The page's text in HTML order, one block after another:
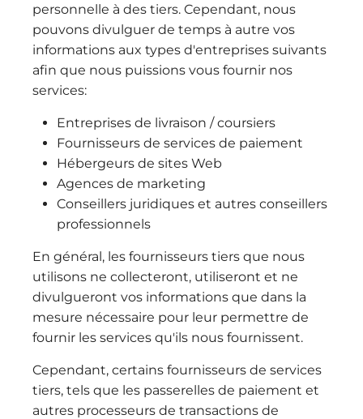
personnelle à des tiers. Cependant, nous
pouvons divulguer de temps à autre vos
informations aux types d'entreprises suivants
afin que nous puissions vous fournir nos
services:
Entreprises de livraison / coursiers
Fournisseurs de services de paiement
Hébergeurs de sites Web
Agences de marketing
Conseillers juridiques et autres conseillers
professionnels
En général, les fournisseurs tiers que nous
utilisons ne collecteront, utiliseront et ne
divulgueront vos informations que dans la
mesure nécessaire pour leur permettre de
fournir les services qu'ils nous fournissent.
Cependant, certains fournisseurs de services
tiers, tels que les passerelles de paiement et
autres processeurs de transactions de